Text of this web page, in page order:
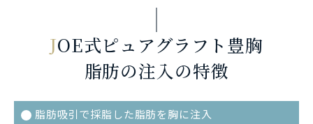
JOE式ピュアグラフト豊胸
脂肪の注入の特徴
脂肪吸引で採脂した脂肪を胸に注入